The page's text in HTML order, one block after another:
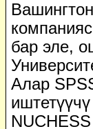
бар эле,
Алар